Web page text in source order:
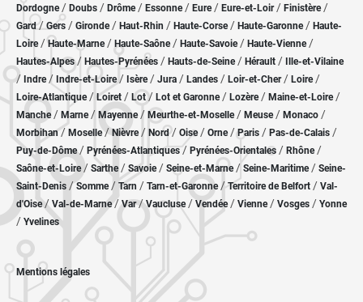
Dordogne/ Doubs / Drôme/ Essonne / Eure/ Eure-et-Loir / Finistère/
Gard/Gers / Gironde/ Haut-Rhin / Haute-Corse/ Haute-Garonne/ Haute-
Loire/Haute-Marne/ Haute-Saône/ Haute-Savoie/ Haute-Vienne/
Hautes-Alpes/ Hautes-Pyrénées / Hauts-de-Seine/ Hérault / Ille-et-Vilaine
/ Indre/ Indre-et-Loire/ Isère/ Jura / Landes / Loir-et-Cher/ Loire/
Loire-Atlantique/ Loiret / Lot/ Lot et Garonne/ Lozère / Maine-et-Loire/
Manche/ Marne/ Mayenne/ Meurthe-et-Moselle/ Meuse/ Monaco /
Morbihan/ Moselle/ Nièvre / Nord/ Oise / Orne/Paris / Pas-de-Calais /
Puy-de-Dôme/ Pyrénées-Atlantiques / Pyrénées-Orientales / Rhône/
Saône-et-Loire/ Sarthe/ Savoie/ Seine-et-Marne/ Seine-Maritime/ Seine-
Saint-Denis /Somme/ Tarn / Tarn-et-Garonne/Territoire de Belfort / Val-
d'Oise/ Val-de-Marne/Var/Vaucluse/ Vendée/ Vienne/ Vosges / Yonne
/ Yvelines
Mentions légales